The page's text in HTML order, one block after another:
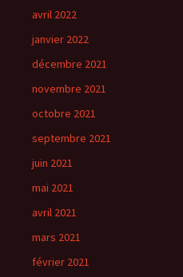
avril 2022
janvier 2022
décembre 2021
novembre 2021
octobre 2021
septembre 2021
juin 2021
mai 2021
avril 2021
mars 2021
février 2021